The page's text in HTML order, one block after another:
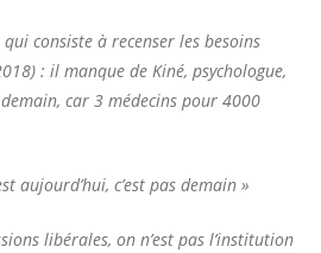
consiste à recenser les besoins
: il manque de Kiné, psychologue,
car 3 médecins pour 4000
aujourd’hui, c’est pas demain »
libérales, on n’est pas l’institution